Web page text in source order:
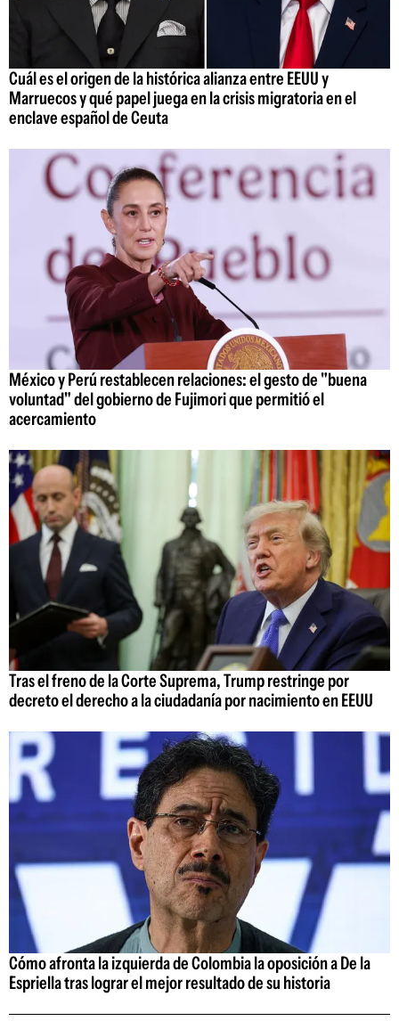
Cuál es el origen de la histórica alianza entre EEUU y
Marruecos y qué papel juega en la crisis migratoria en el
enclave español de Ceuta
México y Perú restablecen relaciones: el gesto de "buena
voluntad" del gobierno de Fujimori que permitió el
acercamiento
Tras el freno de la Corte Suprema, Trump restringe por
decreto el derecho a la ciudadanía por nacimiento en EEUU
Cómo afronta la izquierda de Colombia la oposición a De la
Espriella tras lograr el mejor resultado de su historia